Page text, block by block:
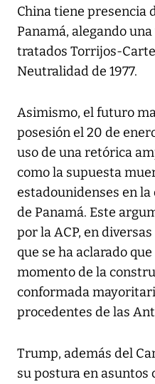
China tiene presencia
Panamá, alegando
tratados Torrijos-
Neutralidad de 1977.
Asimismo, el futuro
posesión el 20 de
uso de una retórica
como la supuesta
estadounidenses en
de Panamá. Este
por la ACP, en
que se ha aclarado
momento de la
conformada
procedentes de las
Trump, además del
su postura en asuntos